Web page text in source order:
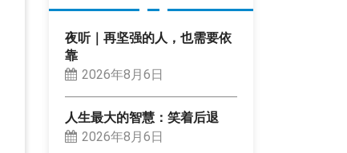
夜听｜再坚强的人，也需要依
靠
2026年8月6日
人生最大的智慧：笑着后退
2026年8月6日